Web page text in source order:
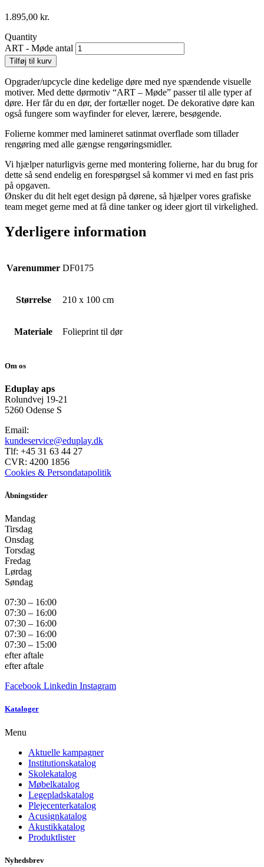
1.895,00 kr.
Quantity
ART - Møde antal
Tilføj til kurv
Opgrader/upcycle dine kedelige døre med nye spændende visuelle
motiver. Med dette dørmotiv “ART – Møde” passer til alle typer af
døre. Her får du en dør, der fortæller noget. De dekorative døre kan
også fungere som wayfinder for elever, lærere, besøgende.
Folierne kommer med lamineret satinmat overflade som tillader
rengøring med alle gængse rengøringsmidler.
Vi hjælper naturligvis gerne med montering folierne, har du brug for
dette så send endelig en forespørgsel så kommer vi med en fast pris
på opgaven.
Ønsker du dit helt eget design på dørene, så hjælper vores grafiske
team meget gerne med at få dine tanker og ideer gjort til virkelighed.
Yderligere information
Varenummer DF0175
Størrelse 210 x 100 cm
Materiale Folieprint til dør
Om os
Eduplay aps
Rolundvej 19-21
5260 Odense S
Email:
kundeservice@eduplay.dk
Tlf: +45 31 63 44 27
CVR: 4200 1856
Cookies & Persondatapolitik
Åbningstider
Mandag
Tirsdag
Onsdag
Torsdag
Fredag
Lørdag
Søndag
07:30 – 16:00
07:30 – 16:00
07:30 – 16:00
07:30 – 16:00
07:30 – 15:00
efter aftale
efter aftale
Facebook Linkedin Instagram
Kataloger
Menu
Aktuelle kampagner
Institutionskatalog
Skolekatalog
Møbelkatalog
Legepladskatalog
Plejecenterkatalog
Acusignkatalog
Akustikkatalog
Produktlister
Nyhedsbrev